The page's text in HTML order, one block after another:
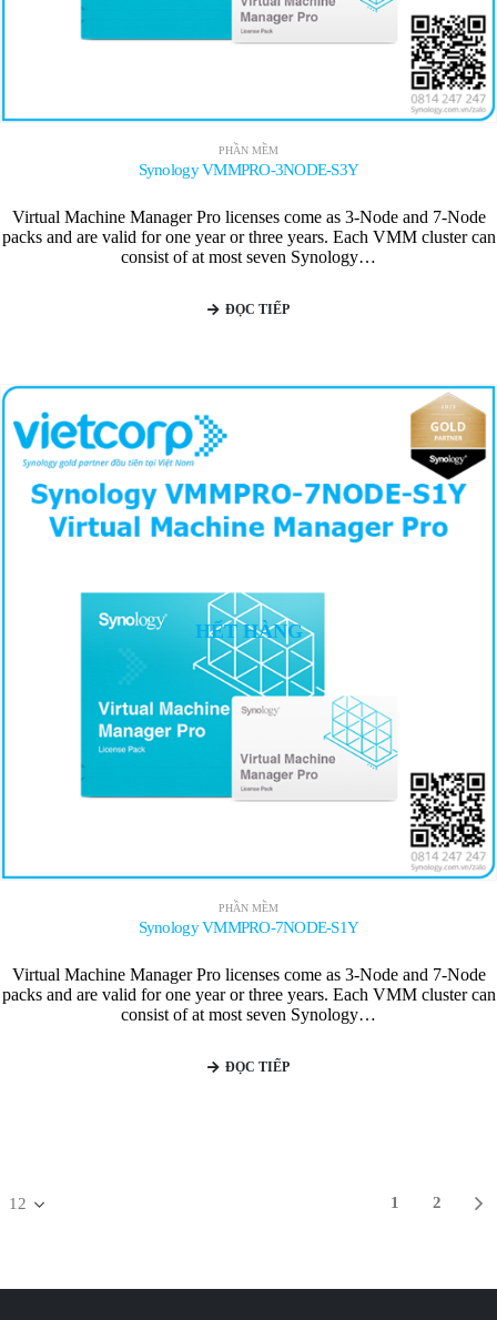
PHẦN MỀM
Synology VMMPRO-3NODE-S3Y
Virtual Machine Manager Pro licenses come as 3-Node and 7-Node
packs and are valid for one year or three years. Each VMM cluster can
consist of at most seven Synology…
ĐỌC TIẾP
HẾT HÀNG
PHẦN MỀM
Synology VMMPRO-7NODE-S1Y
Virtual Machine Manager Pro licenses come as 3-Node and 7-Node
packs and are valid for one year or three years. Each VMM cluster can
consist of at most seven Synology…
ĐỌC TIẾP
1 2